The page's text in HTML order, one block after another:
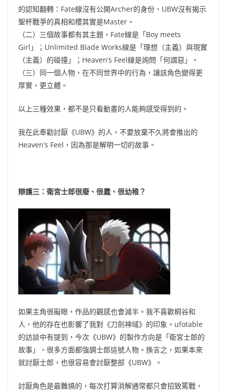
的認知翻轉：Fate線沒有公開Archer的身份、UBW沒有揭示
聖杯戰爭的真相和櫻其實是Master。
（二）三個故事都有其主題，Fate線是「Boy meets
Girl」；Unlimited Blade Works線是「理想（主義）與現實
（主義）的碰撞」；Heaven’s Feel線是詢問「何謂惡」。
（三）同一個人物，在不同世界中的行為，讓該角色變得更
厚實，更立體。
以上三種效果，都不是只看動畫的人能夠感受得到的。
我在此奉勸討厭《UBW》的人，不要放棄不久將會推出的
Heaven’s Feel，因為那是解明一切的故事。
辯護三：衛宮士郎很廢、很蠢、很幼稚？
如果主角很礙眼，作品的觀感也會減半。我不喜歡桐谷和
人，他的存在也影響了我對《刀劍神域》的印象。ufotable
的訪談中有提到，今次《UBW》的製作方向是「衛宮士郎的
故事」，很多方面都強調士郎這號人物。換言之，如果本來
就討厭士郎，也很容易會討厭整部《UBW》。
討厭角色是最難搞的，每次打算消解通常都只會招致罵戰，